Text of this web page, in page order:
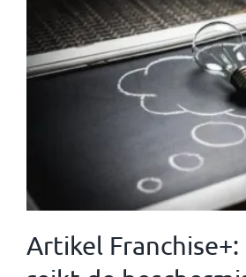
Artikel Franchise+: